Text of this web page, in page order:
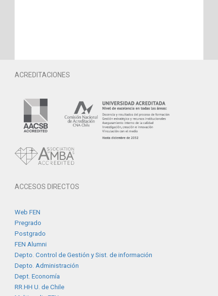
ACREDITACIONES
ACCESOS DIRECTOS
Web FEN
Pregrado
Postgrado
FEN Alumni
Depto. Control de Gestión y Sist. de información
Depto. Administración
Dept. Economía
RR.HH U. de Chile